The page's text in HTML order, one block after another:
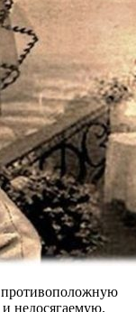
противоположную
недосягаемую.